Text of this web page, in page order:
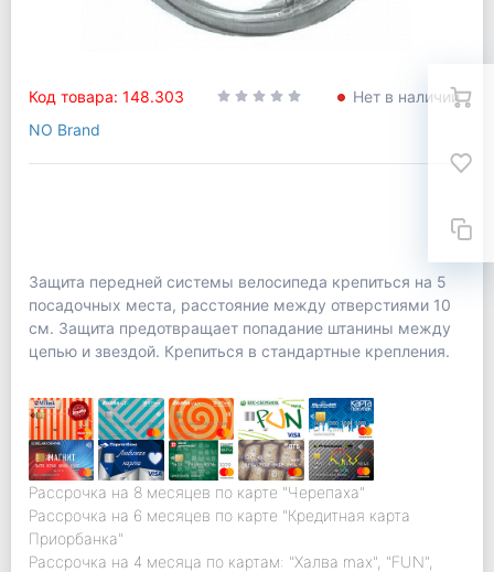
Код товара: 148.303
Нет в наличии
NO Brand
Защита передней системы велосипеда крепиться на 5
посадочных места, расстояние между отверстиями 10
см. Защита предотвращает попадание штанины между
цепью и звездой. Крепиться в стандартные крепления.
Рассрочка на 8 месяцев по карте "Черепаха"
Рассрочка на 6 месяцев по карте "Кредитная карта
Приорбанка"
Рассрочка на 4 месяца по картам: "Халва max", "FUN",